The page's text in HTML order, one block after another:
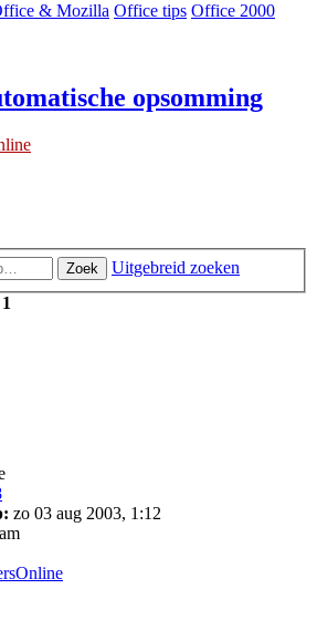
& Mozilla Office tips Office 2000
opsomming
Zoek
Uitgebreid zoeken
1
zo 03 aug 2003, 1:12